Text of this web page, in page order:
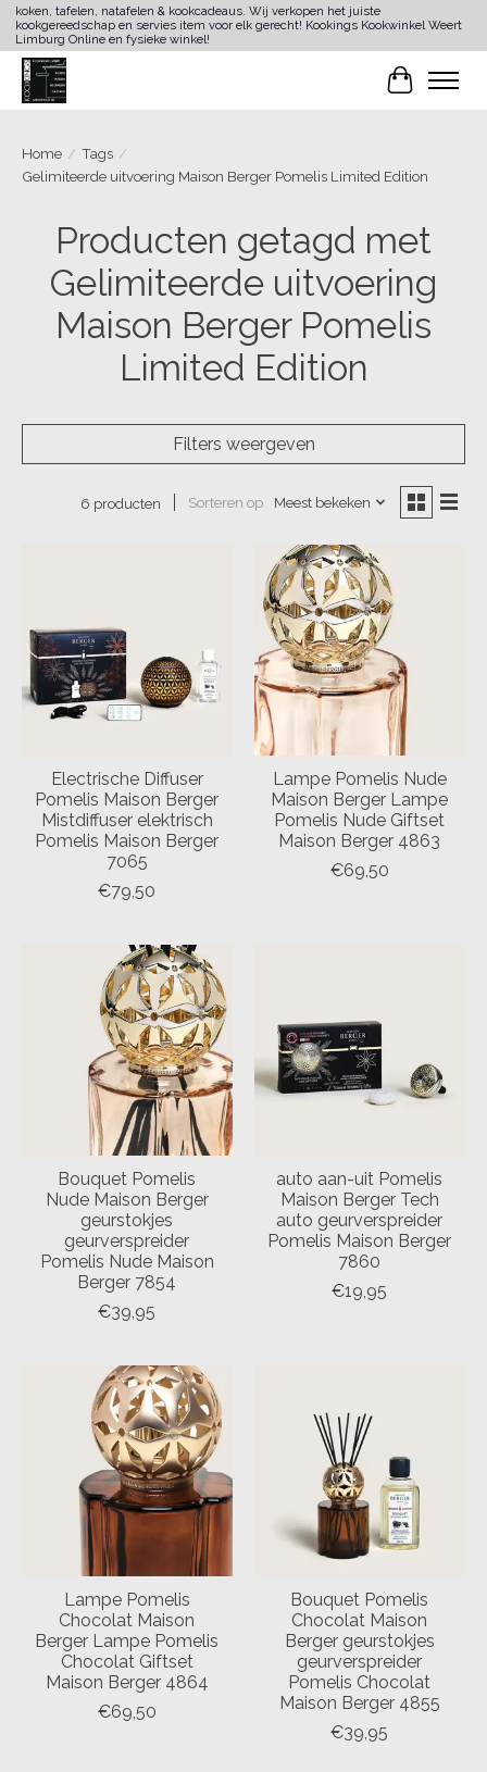
koken, tafelen, natafelen & kookcadeaus. Wij verkopen het juiste
kookgereedschap en servies item voor elk gerecht! Kookings Kookwinkel Weert
Limburg Online en fysieke winkel!
Home / Tags /
Gelimiteerde uitvoering Maison Berger Pomelis Limited Edition
Producten getagd met
Gelimiteerde uitvoering
Maison Berger Pomelis
Limited Edition
Filters weergeven
6 producten Sorteren op Meest bekeken
Electrische Diffuser
Pomelis Maison Berger
Mistdiffuser elektrisch
Pomelis Maison Berger
7065
€79,50
Lampe Pomelis Nude
Maison Berger Lampe
Pomelis Nude Giftset
Maison Berger 4863
€69,50
Bouquet Pomelis
Nude Maison Berger
geurstokjes
geurverspreider
Pomelis Nude Maison
Berger 7854
€39,95
auto aan-uit Pomelis
Maison Berger Tech
auto geurverspreider
Pomelis Maison Berger
7860
€19,95
Lampe Pomelis
Chocolat Maison
Berger Lampe Pomelis
Chocolat Giftset
Maison Berger 4864
€69,50
Bouquet Pomelis
Chocolat Maison
Berger geurstokjes
geurverspreider
Pomelis Chocolat
Maison Berger 4855
€39,95